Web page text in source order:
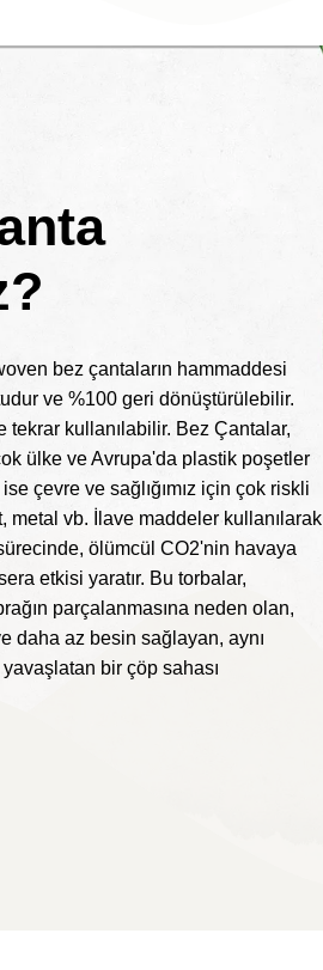
bez çantaların hammaddesi
ve %100 geri dönüştürülebilir.
kullanılabilir. Bez Çantalar,
ülke ve Avrupa'da plastik poşetler
çevre ve sağlığımız için çok riskli
metal vb. İlave maddeler kullanılarak
ölümcül CO2'nin havaya
etkisi yaratır. Bu torbalar,
parçalanmasına neden olan,
daha az besin sağlayan, aynı
bir çöp sahası